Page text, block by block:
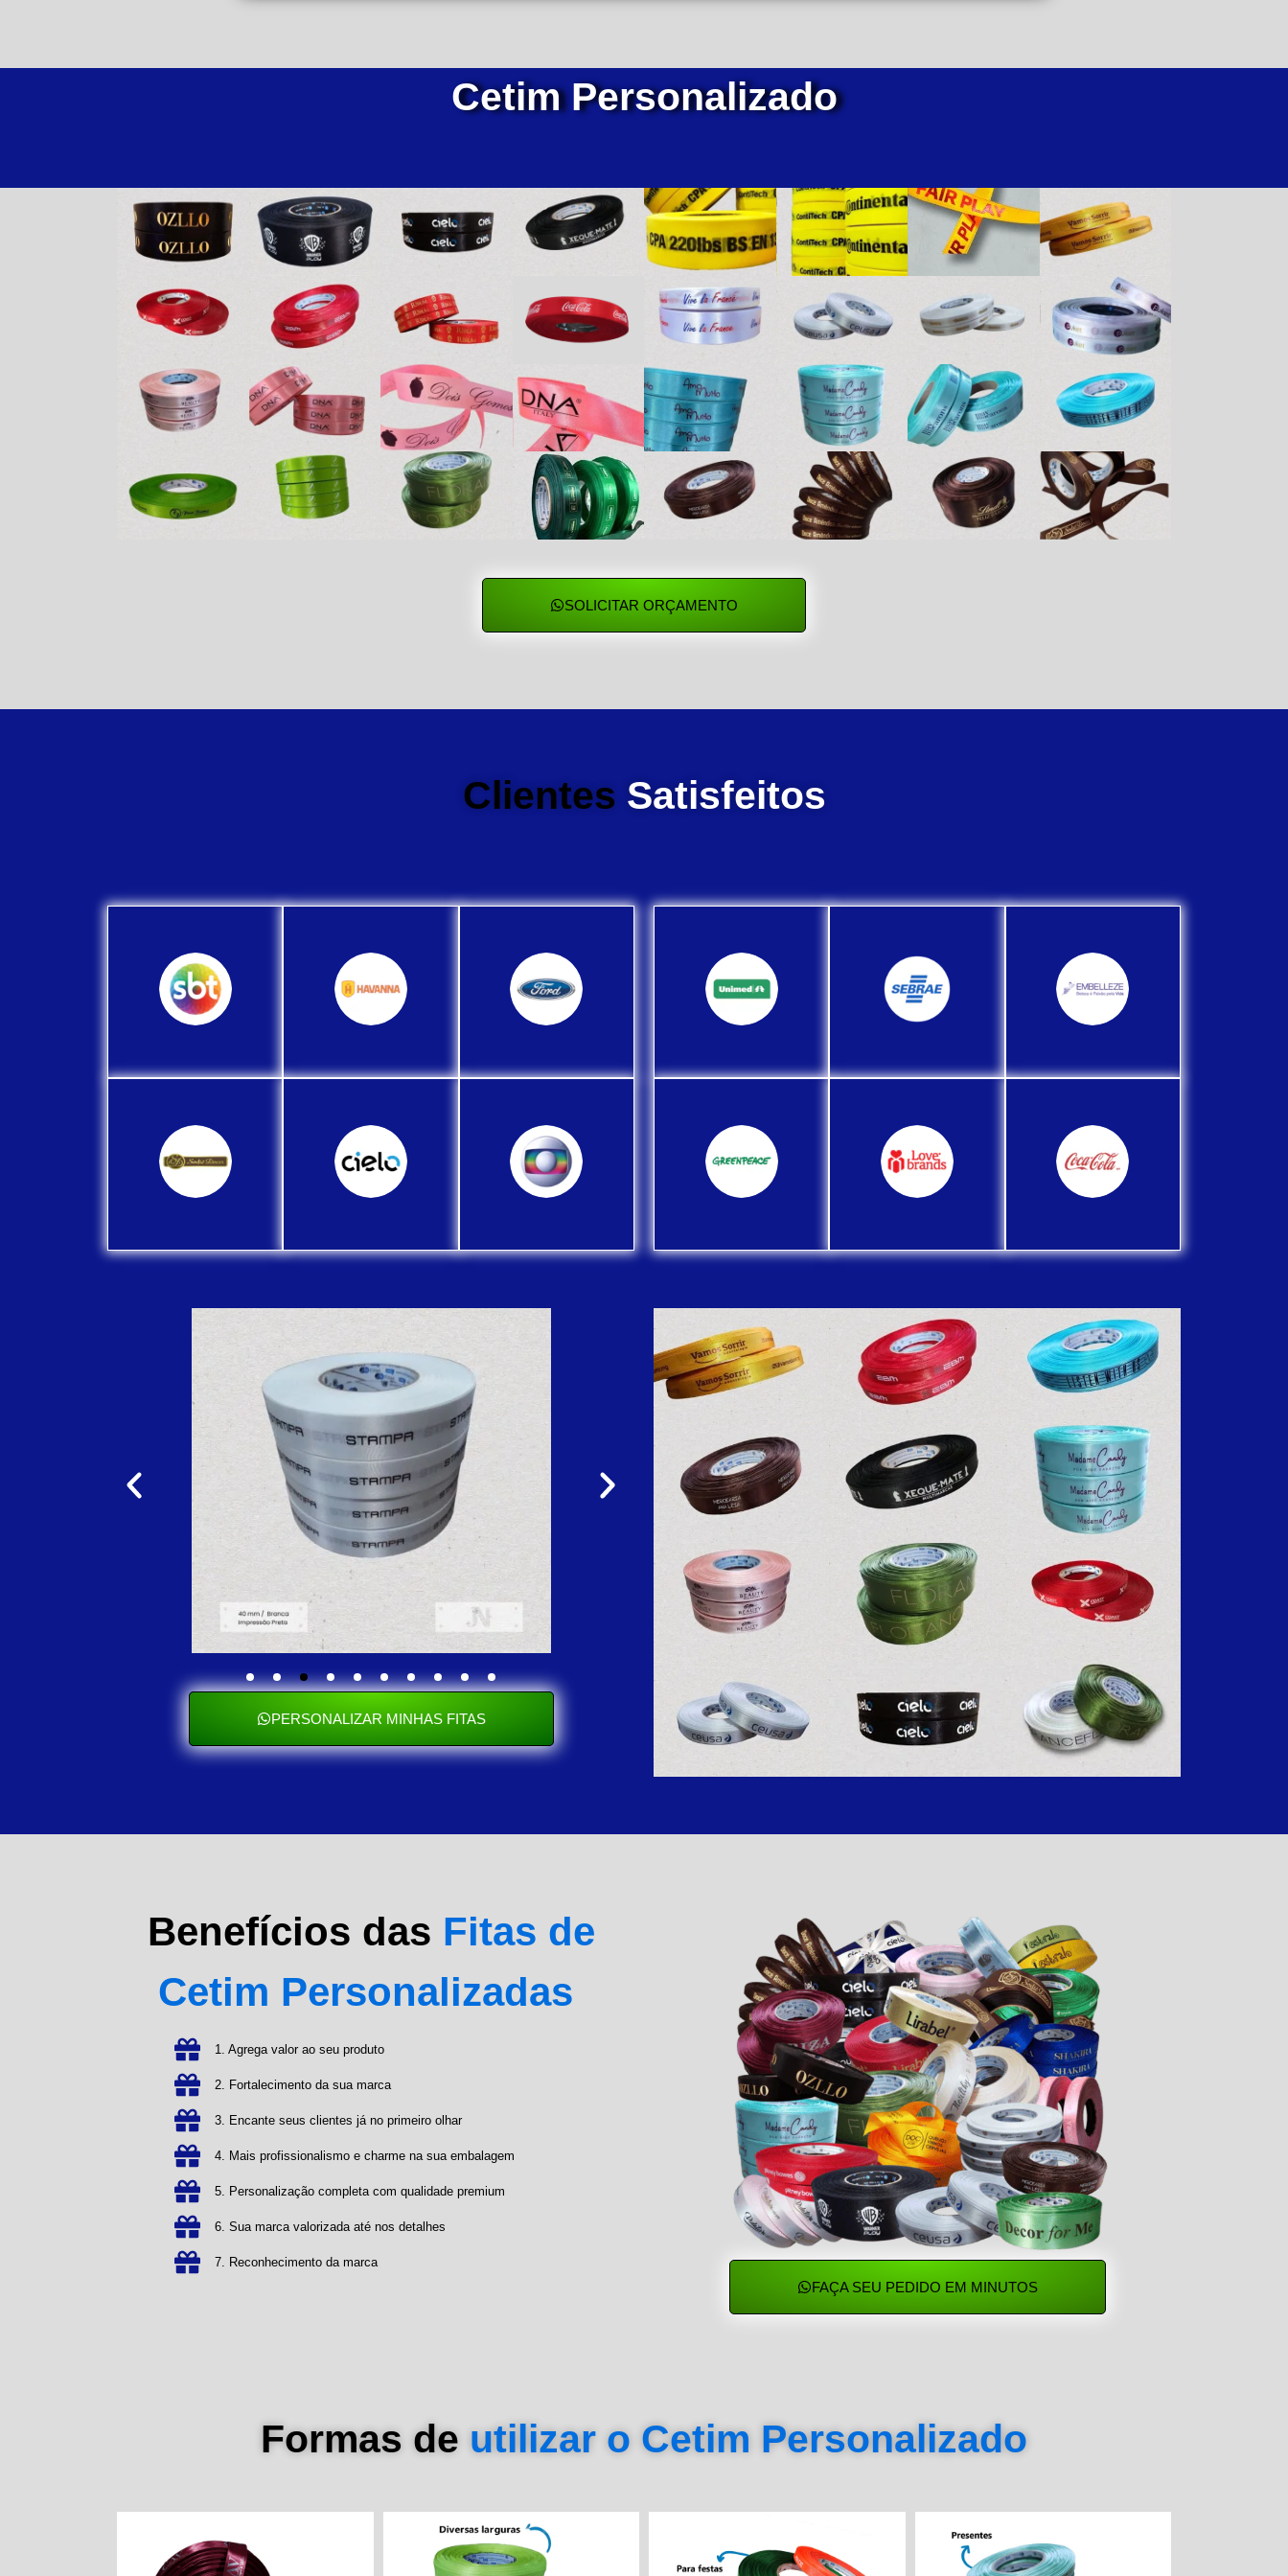
Cetim Personalizado
SOLICITAR ORÇAMENTO
Clientes Satisfeitos
PERSONALIZAR MINHAS FITAS
Benefícios das Fitas de
Cetim Personalizadas
1. Agrega valor ao seu produto
2. Fortalecimento da sua marca
3. Encante seus clientes já no primeiro olhar
4. Mais profissionalismo e charme na sua embalagem
5. Personalização completa com qualidade premium
6. Sua marca valorizada até nos detalhes
7. Reconhecimento da marca
FAÇA SEU PEDIDO EM MINUTOS
Formas de utilizar o Cetim Personalizado